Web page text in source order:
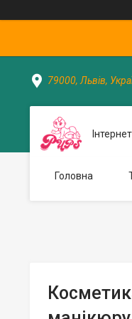
79000, Львів,
Головна